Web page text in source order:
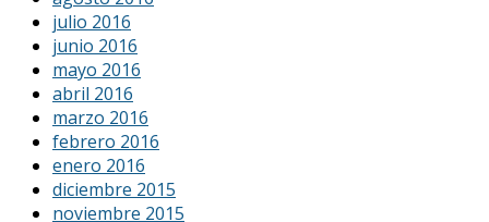
julio 2016
junio 2016
mayo 2016
abril 2016
marzo 2016
febrero 2016
enero 2016
diciembre 2015
noviembre 2015